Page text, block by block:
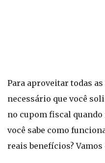
Para aproveitar todas
necessário que você
no cupom fiscal
você sabe como
reais benefícios?